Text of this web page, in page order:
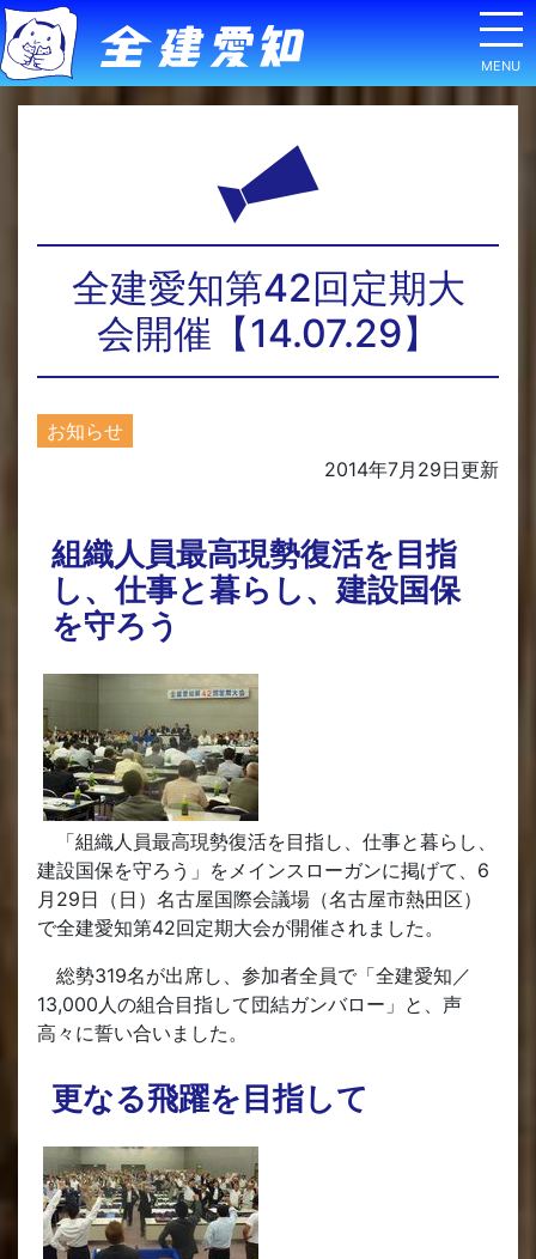
全建愛知第42回定期大
会開催【14.07.29】
お知らせ
2014年7月29日更新
組織人員最高現勢復活を目指
し、仕事と暮らし、建設国保
を守ろう
「組織人員最高現勢復活を目指し、仕事と暮らし、
建設国保を守ろう」をメインスローガンに掲げて、6
月29日（日）名古屋国際会議場（名古屋市熱田区）
で全建愛知第42回定期大会が開催されました。
総勢319名が出席し、参加者全員で「全建愛知／
13,000人の組合目指して団結ガンバロー」と、声
高々に誓い合いました。
更なる飛躍を目指して